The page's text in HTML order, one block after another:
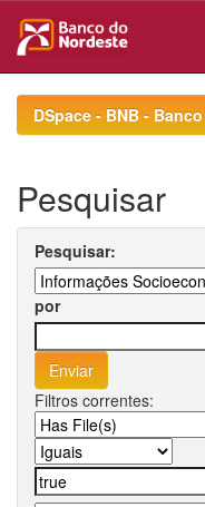
navigationDSpace - BNB -
Pesquisar
Pesquisar:
por
Filtros correntes: